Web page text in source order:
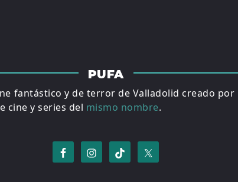
PUFA
fantástico y de terror de Valladolid creado
cine y series del mismo nombre.